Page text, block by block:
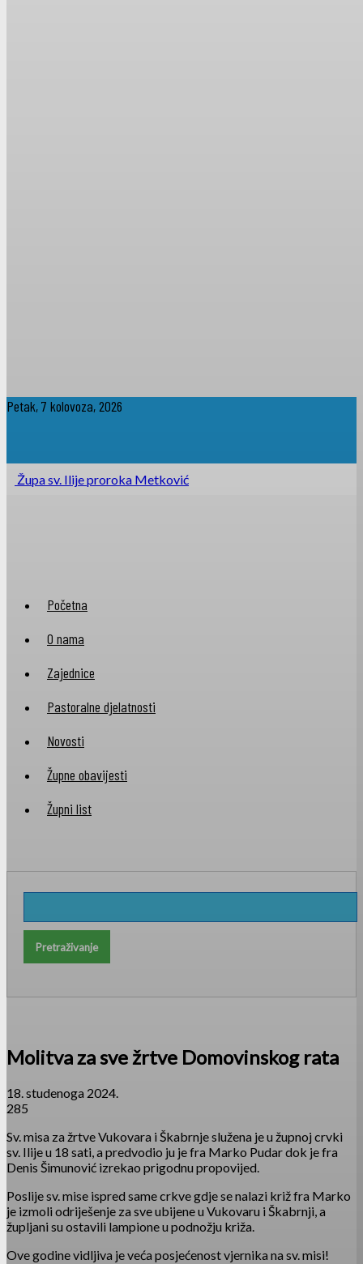
Petak, 7 kolovoza, 2026
Župa sv. Ilije proroka Metković
Početna
O nama
Zajednice
Pastoralne djelatnosti
Novosti
Župne obavijesti
Župni list
Molitva za sve žrtve Domovinskog rata
18. studenoga 2024.
285
Sv. misa za žrtve Vukovara i Škabrnje služena je u župnoj crvki
sv. Ilije u 18 sati, a predvodio ju je fra Marko Pudar dok je fra
Denis Šimunović izrekao prigodnu propovijed.
Poslije sv. mise ispred same crkve gdje se nalazi križ fra Marko
je izmoli odriješenje za sve ubijene u Vukovaru i Škabrnji, a
župljani su ostavili lampione u podnožju križa.
Ove godine vidljiva je veća posjećenost vjernika na sv. misi!